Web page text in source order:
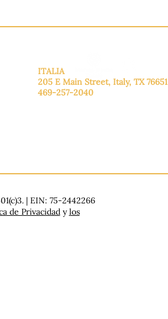
ITALIA
205 E Main Street, Italy, TX 76651
469-257-2040
| EIN: 75-2442266
de Privacidadylos